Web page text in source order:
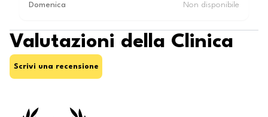
Domenica Non disponibile
Valutazioni della Clinica
Scrivi una recensione